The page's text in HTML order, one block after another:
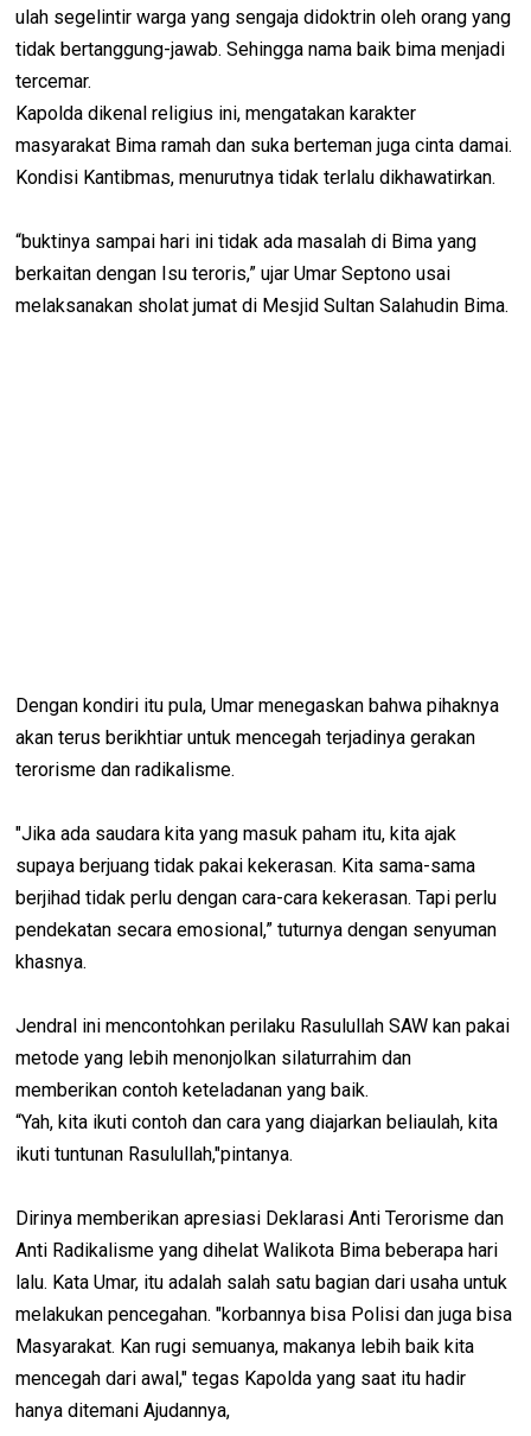
ulah segelintir warga yang sengaja didoktrin oleh orang yang
tidak bertanggung-jawab. Sehingga nama baik bima menjadi
tercemar.
Kapolda dikenal religius ini, mengatakan karakter
masyarakat Bima ramah dan suka berteman juga cinta damai.
Kondisi Kantibmas, menurutnya tidak terlalu dikhawatirkan.
“buktinya sampai hari ini tidak ada masalah di Bima yang
berkaitan dengan Isu teroris,” ujar Umar Septono usai
melaksanakan sholat jumat di Mesjid Sultan Salahudin Bima.
Dengan kondiri itu pula, Umar menegaskan bahwa pihaknya
akan terus berikhtiar untuk mencegah terjadinya gerakan
terorisme dan radikalisme.
"Jika ada saudara kita yang masuk paham itu, kita ajak
supaya berjuang tidak pakai kekerasan. Kita sama-sama
berjihad tidak perlu dengan cara-cara kekerasan. Tapi perlu
pendekatan secara emosional,” tuturnya dengan senyuman
khasnya.
Jendral ini mencontohkan perilaku Rasulullah SAW kan pakai
metode yang lebih menonjolkan silaturrahim dan
memberikan contoh keteladanan yang baik.
“Yah, kita ikuti contoh dan cara yang diajarkan beliaulah, kita
ikuti tuntunan Rasulullah,"pintanya.
Dirinya memberikan apresiasi Deklarasi Anti Terorisme dan
Anti Radikalisme yang dihelat Walikota Bima beberapa hari
lalu. Kata Umar, itu adalah salah satu bagian dari usaha untuk
melakukan pencegahan. "korbannya bisa Polisi dan juga bisa
Masyarakat. Kan rugi semuanya, makanya lebih baik kita
mencegah dari awal," tegas Kapolda yang saat itu hadir
hanya ditemani Ajudannya,